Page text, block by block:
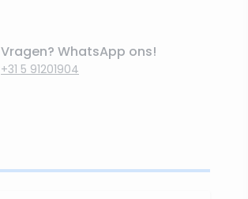
Vragen? WhatsApp ons!
+31 5 91201904